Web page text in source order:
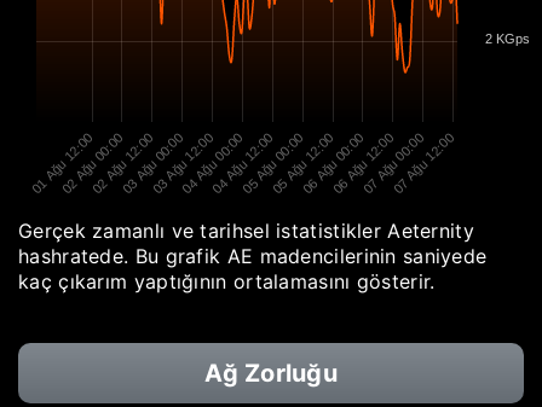
01 Ağu 12:00
02 Ağu 00:00
02 Ağu 12:00
03 Ağu 00:00
03 Ağu 12:00
04 Ağu 00:00
04 Ağu 12:00
05 Ağu 00:00
05 Ağu 12:00
06 Ağu 00:00
06 Ağu 12:00
07 Ağu 00:00
07 Ağu 12:00
2 KGps
Gerçek zamanlı ve tarihsel istatistikler Aeternity
hashratede. Bu grafik AE madencilerinin saniyede
kaç çıkarım yaptığının ortalamasını gösterir.
Ağ Zorluğu